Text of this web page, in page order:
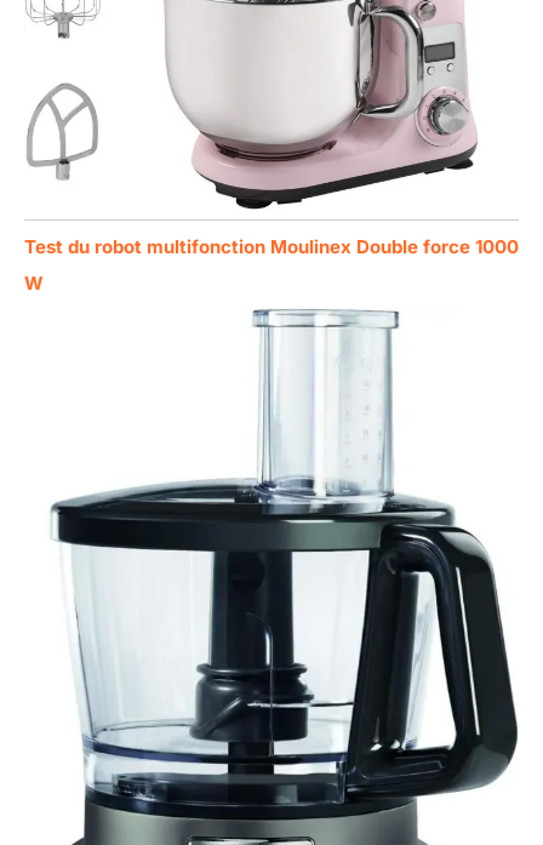
Test du robot multifonction Moulinex Double force 1000
W